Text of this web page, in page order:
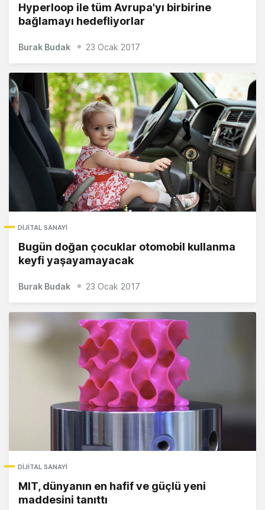
Hyperloop ile tüm Avrupa'yı birbirine
bağlamayı hedefliyorlar
Burak Budak 23 Ocak 2017
DIJITAL SANAYI
Bugün doğan çocuklar otomobil kullanma
keyfi yaşayamayacak
Burak Budak 23 Ocak 2017
DIJITAL SANAYI
MIT, dünyanın en hafif ve güçlü yeni
maddesini tanıttı